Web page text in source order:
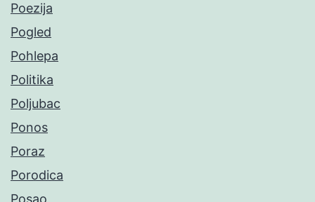
Poezija
Pogled
Pohlepa
Politika
Poljubac
Ponos
Poraz
Porodica